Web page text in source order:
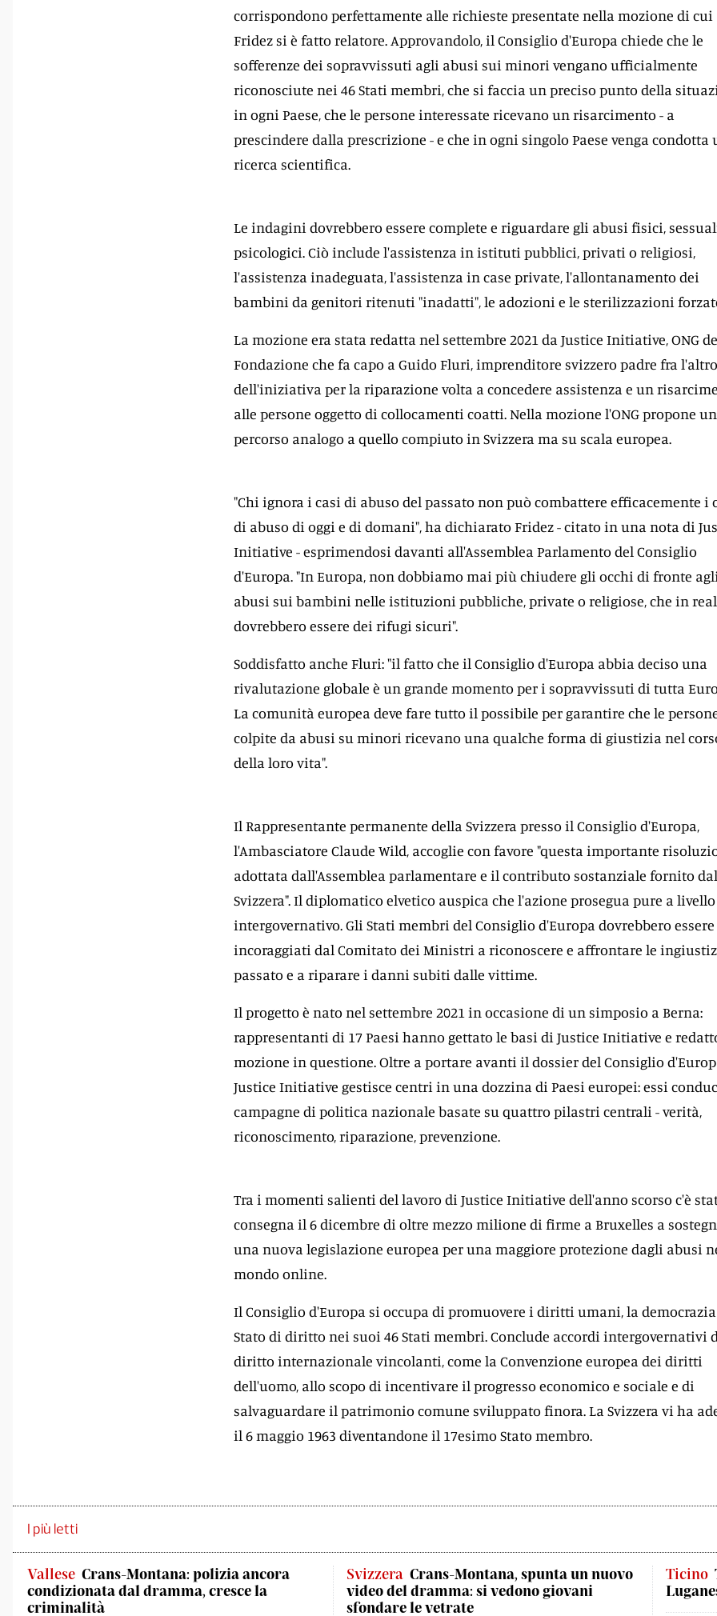
corrispondono perfettamente alle richieste presentate nella mozione di cui
Fridez si è fatto relatore. Approvandolo, il Consiglio d'Europa chiede che le
sofferenze dei sopravvissuti agli abusi sui minori vengano ufficialmente
riconosciute nei 46 Stati membri, che si faccia un preciso punto della
in ogni Paese, che le persone interessate ricevano un risarcimento - a
prescindere dalla prescrizione - e che in ogni singolo Paese venga condotta
ricerca scientifica.
Le indagini dovrebbero essere complete e riguardare gli abusi fisici,
psicologici. Ciò include l'assistenza in istituti pubblici, privati o religiosi,
l'assistenza inadeguata, l'assistenza in case private, l'allontanamento dei
bambini da genitori ritenuti "inadatti", le adozioni e le sterilizzazioni
La mozione era stata redatta nel settembre 2021 da Justice Initiative, ONG
Fondazione che fa capo a Guido Fluri, imprenditore svizzero padre fra l'altro
dell'iniziativa per la riparazione volta a concedere assistenza e un
alle persone oggetto di collocamenti coatti. Nella mozione l'ONG propone un
percorso analogo a quello compiuto in Svizzera ma su scala europea.
"Chi ignora i casi di abuso del passato non può combattere efficacemente i
di abuso di oggi e di domani", ha dichiarato Fridez - citato in una nota di
Initiative - esprimendosi davanti all'Assemblea Parlamento del Consiglio
d'Europa. "In Europa, non dobbiamo mai più chiudere gli occhi di fronte
abusi sui bambini nelle istituzioni pubbliche, private o religiose, che in
dovrebbero essere dei rifugi sicuri".
Soddisfatto anche Fluri: "il fatto che il Consiglio d'Europa abbia deciso una
rivalutazione globale è un grande momento per i sopravvissuti di tutta
La comunità europea deve fare tutto il possibile per garantire che le
colpite da abusi su minori ricevano una qualche forma di giustizia nel
della loro vita".
Il Rappresentante permanente della Svizzera presso il Consiglio d'Europa,
l'Ambasciatore Claude Wild, accoglie con favore "questa importante
adottata dall'Assemblea parlamentare e il contributo sostanziale fornito
Svizzera". Il diplomatico elvetico auspica che l'azione prosegua pure a livello
intergovernativo. Gli Stati membri del Consiglio d'Europa dovrebbero essere
incoraggiati dal Comitato dei Ministri a riconoscere e affrontare le
passato e a riparare i danni subiti dalle vittime.
Il progetto è nato nel settembre 2021 in occasione di un simposio a Berna:
rappresentanti di 17 Paesi hanno gettato le basi di Justice Initiative e
mozione in questione. Oltre a portare avanti il dossier del Consiglio
Justice Initiative gestisce centri in una dozzina di Paesi europei: essi
campagne di politica nazionale basate su quattro pilastri centrali - verità,
riconoscimento, riparazione, prevenzione.
Tra i momenti salienti del lavoro di Justice Initiative dell'anno scorso c'è
consegna il 6 dicembre di oltre mezzo milione di firme a Bruxelles a
una nuova legislazione europea per una maggiore protezione dagli abusi
mondo online.
Il Consiglio d'Europa si occupa di promuovere i diritti umani, la
Stato di diritto nei suoi 46 Stati membri. Conclude accordi intergovernativi
diritto internazionale vincolanti, come la Convenzione europea dei diritti
dell'uomo, allo scopo di incentivare il progresso economico e sociale e di
salvaguardare il patrimonio comune sviluppato finora. La Svizzera vi ha
il 6 maggio 1963 diventandone il 17esimo Stato membro.
I più letti
Vallese Crans-Montana: polizia ancora
condizionata dal dramma, cresce la
criminalità
Svizzera Crans-Montana, spunta un nuovo
video del dramma: si vedono giovani
sfondare le vetrate
Ticino